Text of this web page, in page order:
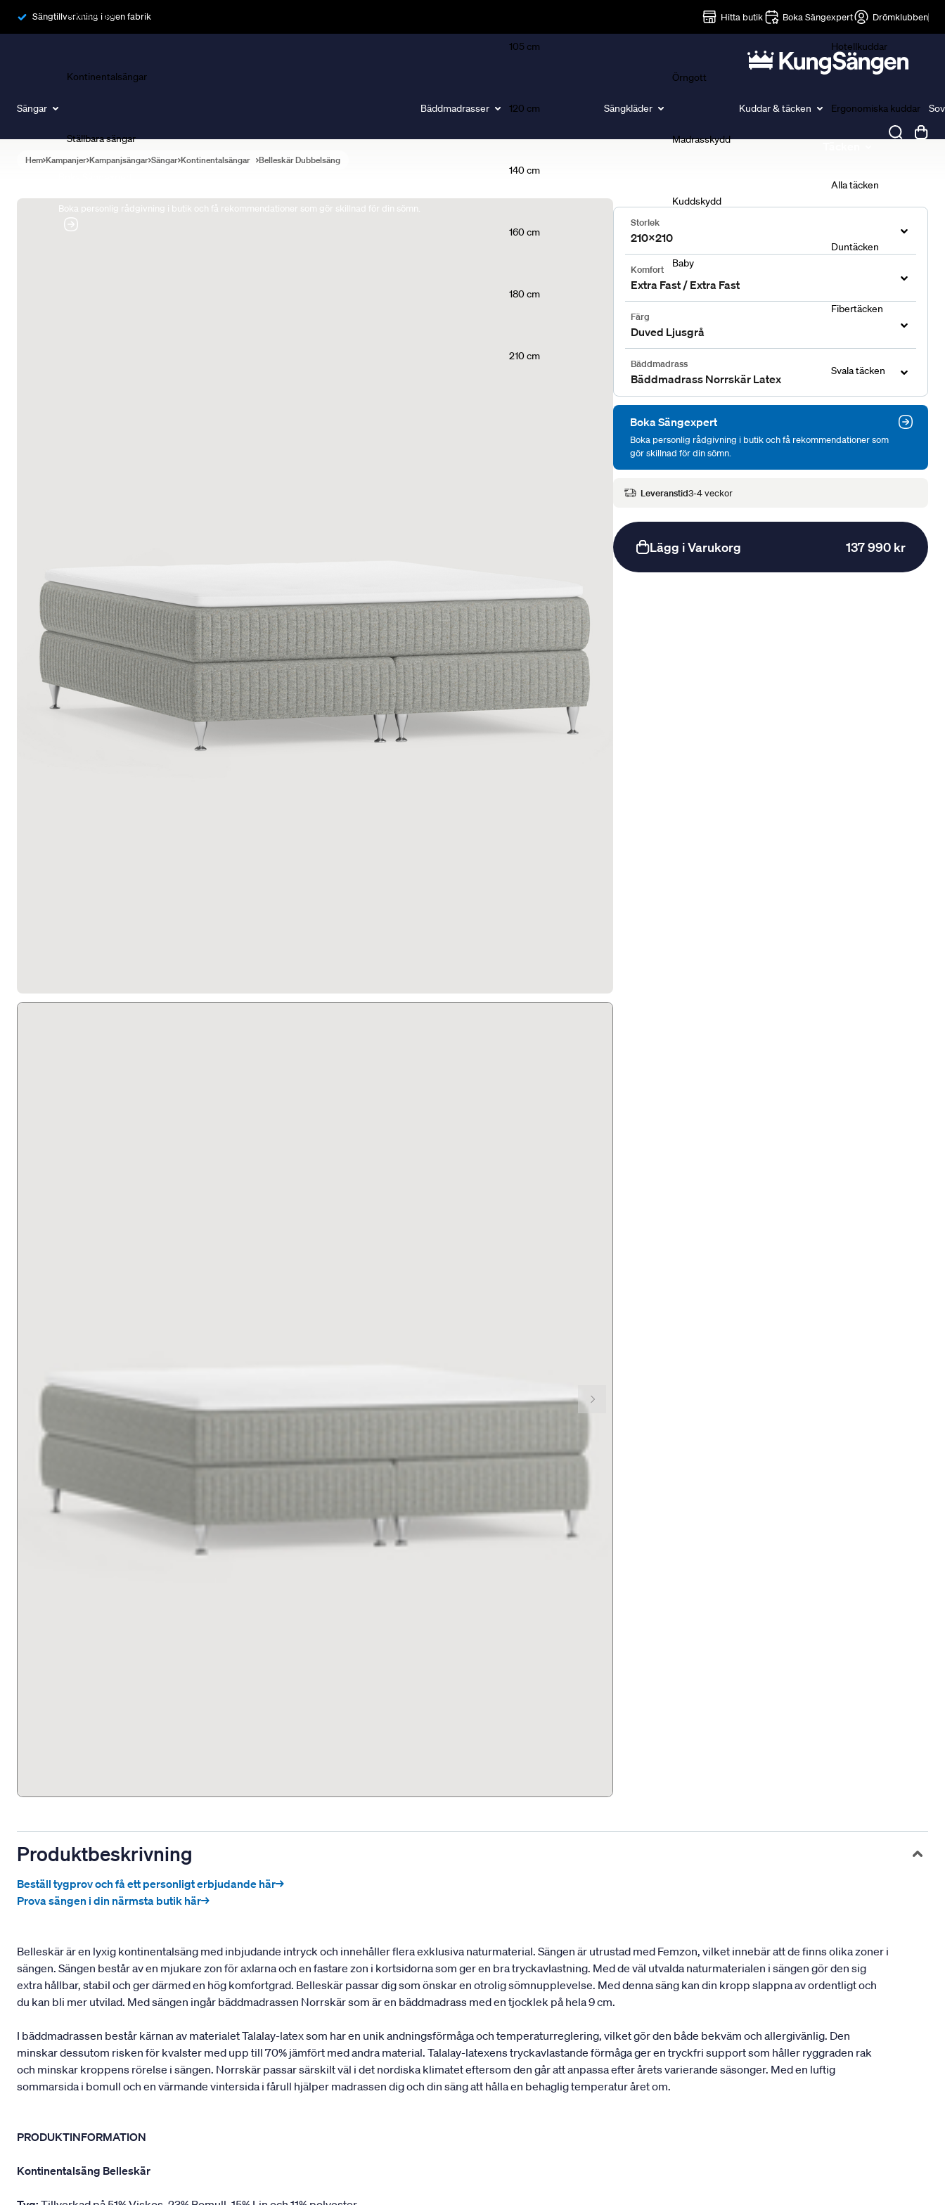
Sängtillverkning i egen fabrik Hitta butik Boka Sängexpert Drömklubben
Sängar
Ramsängar
Kontinentalsängar
Ställbara sängar
Boka personlig rådgivning i butik och få rekommendationer som gör skillnad för din sömn.
Bäddmadrasser
105 cm
120 cm
140 cm
160 cm
180 cm
210 cm
Sängkläder
Örngott
Madrasskydd
Kuddskydd
Baby
Kuddar & täcken
Hotellkuddar
Ergonomiska kuddar
Alla täcken
Duntäcken
Fibertäcken
Svala täcken
Hem Kampanjer Kampanjsängar Sängar Kontinentalsängar Belleskär Dubbelsäng
Storlek
210x210
Komfort
Extra Fast / Extra Fast
Färg
Duved Ljusgrå
Bäddmadrass
Bäddmadrass Norrskär Latex
Boka Sängexpert
Boka personlig rådgivning i butik och få rekommendationer som
gör skillnad för din sömn.
Leveranstid3-4 veckor
Lägg i Varukorg 137 990 kr
Produktbeskrivning
Beställ tygprov och få ett personligt erbjudande här→
Prova sängen i din närmsta butik här→
Belleskär är en lyxig kontinentalsäng med inbjudande intryck och innehåller flera exklusiva naturmaterial. Sängen är utrustad med Femzon, vilket innebär att de finns olika zoner i
sängen. Sängen består av en mjukare zon för axlarna och en fastare zon i kortsidorna som ger en bra tryckavlastning. Med de väl utvalda naturmaterialen i sängen gör den sig
extra hållbar, stabil och ger därmed en hög komfortgrad. Belleskär passar dig som önskar en otrolig sömnupplevelse. Med denna säng kan din kropp slappna av ordentligt och
du kan bli mer utvilad. Med sängen ingår bäddmadrassen Norrskär som är en bäddmadrass med en tjocklek på hela 9 cm.
I bäddmadrassen består kärnan av materialet Talalay-latex som har en unik andningsförmåga och temperaturreglering, vilket gör den både bekväm och allergivänlig. Den
minskar dessutom risken för kvalster med upp till 70% jämfört med andra material. Talalay-latexens tryckavlastande förmåga ger en tryckfri support som håller ryggraden rak
och minskar kroppens rörelse i sängen. Norrskär passar särskilt väl i det nordiska klimatet eftersom den går att anpassa efter årets varierande säsonger. Med en luftig
sommarsida i bomull och en värmande vintersida i fårull hjälper madrassen dig och din säng att hålla en behaglig temperatur året om.
PRODUKTINFORMATION
Kontinentalsäng Belleskär